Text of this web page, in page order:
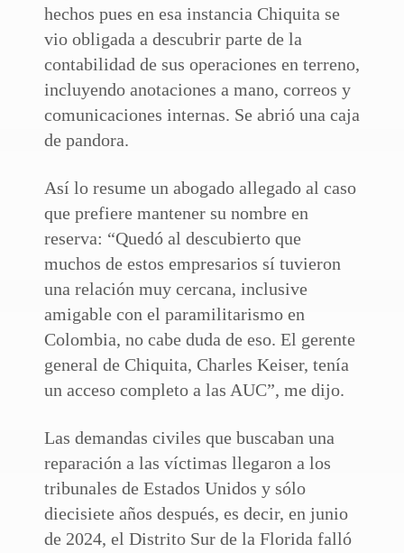
hechos pues en esa instancia Chiquita se
vio obligada a descubrir parte de la
contabilidad de sus operaciones en terreno,
incluyendo anotaciones a mano, correos y
comunicaciones internas. Se abrió una caja
de pandora.
Así lo resume un abogado allegado al caso
que prefiere mantener su nombre en
reserva: “Quedó al descubierto que
muchos de estos empresarios sí tuvieron
una relación muy cercana, inclusive
amigable con el paramilitarismo en
Colombia, no cabe duda de eso. El gerente
general de Chiquita, Charles Keiser, tenía
un acceso completo a las AUC”, me dijo.
Las demandas civiles que buscaban una
reparación a las víctimas llegaron a los
tribunales de Estados Unidos y sólo
diecisiete años después, es decir, en junio
de 2024, el Distrito Sur de la Florida falló